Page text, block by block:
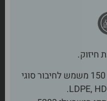
קו המוצרים פלס-פיט סדרה 150 משמש לחיבור סוגי